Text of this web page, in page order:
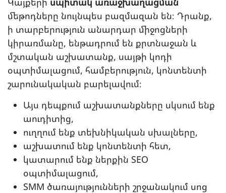
մեթոդները նույնպես բազմազան են։ Դրանք,
ի տարբերություն անարդար միջոցների
կիրառմանը, ենթադրում են քրտնաջան և
մշտական աշխատանք, սայթի կոդի
օպտիմալացում, համբերություն, կոնտենտի
շարունակական բարելավում։
Այս դեպքում աշխատանքները սկսում ենք
աուդիտից,
ուղղում ենք տեխնիկական սխալները,
աշխատում ենք կոնտենտի հետ,
կատարում ենք ներքին SEO
օպտիմալացում,
SMM ծառայությունների շրջանակում սոց